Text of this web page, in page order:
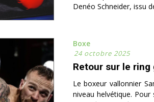
Denéo Schneider, issu
Boxe
24 octobre 2025
Retour sur le ring
Le boxeur vallonnier
niveau helvétique.